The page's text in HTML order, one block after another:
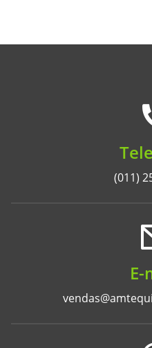
(011)